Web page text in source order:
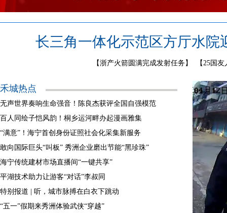
长三角一体化示范区方厅水院
【浙产火箭圆满完成发射任务】 【25国
禾城热点
无声世界奏响生命强音！陈良杰获评全国自强模范
百人同绘子恺风韵！桐乡运河畔办起漫画雅集
“满意”！海宁首创身份证照社会化采集新服务
敢向国际巨头“叫板” 秀洲企业磨出节能“黑珍珠”
海宁传统建材市场直播间“一键共享”
平湖技术助力让游客“对话”李叔同
特别报道 | 听，城市脉搏在白衣下跳动
“五一”假期来秀洲体验武侠“穿越”